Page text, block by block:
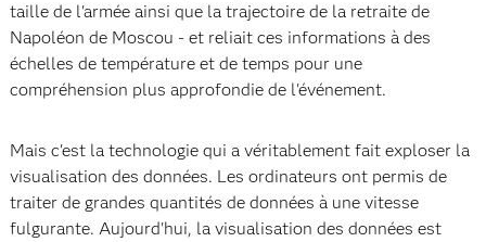
taille de l'armée ainsi que la trajectoire de la retraite de
Napoléon de Moscou - et reliait ces informations à des
échelles de température et de temps pour une
compréhension plus approfondie de l'événement.
Mais c'est la technologie qui a véritablement fait exploser la
visualisation des données. Les ordinateurs ont permis de
traiter de grandes quantités de données à une vitesse
fulgurante. Aujourd'hui, la visualisation des données est